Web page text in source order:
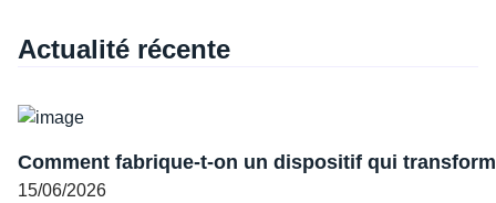
Actualité récente
Comment fabrique-t-on un dispositif qui
15/06/2026